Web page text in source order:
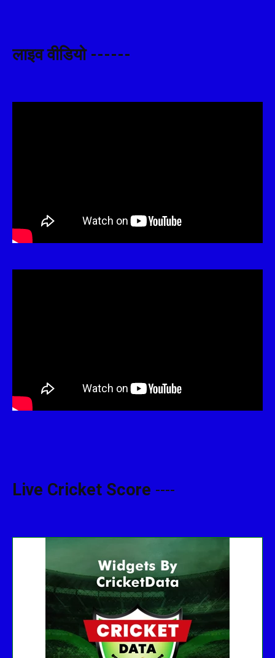
लाइव वीडियो ------
Live Cricket Score ----
No live matches found.
See recent results
See fixtures